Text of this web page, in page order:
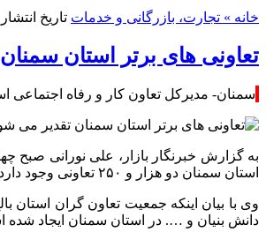
خانه » تجارت، بازرگانی و خدمات تاریخ انتشار : 03 سپتامبر 2025 -
تعاونی های برتر استان
سمنان- مدیرکل تعاون کار و رفاه اجتماعی
به گزارش خبرنگار بازار، علی نورانی صبح
استان سمنان دو هزار و ۲۵۰ تعاونی وجود دارد که ۱۶ هزار نفر در آنها مشغول به فعالیت هستند.
دانش بنیان و …. در استان سمنان ایجاد